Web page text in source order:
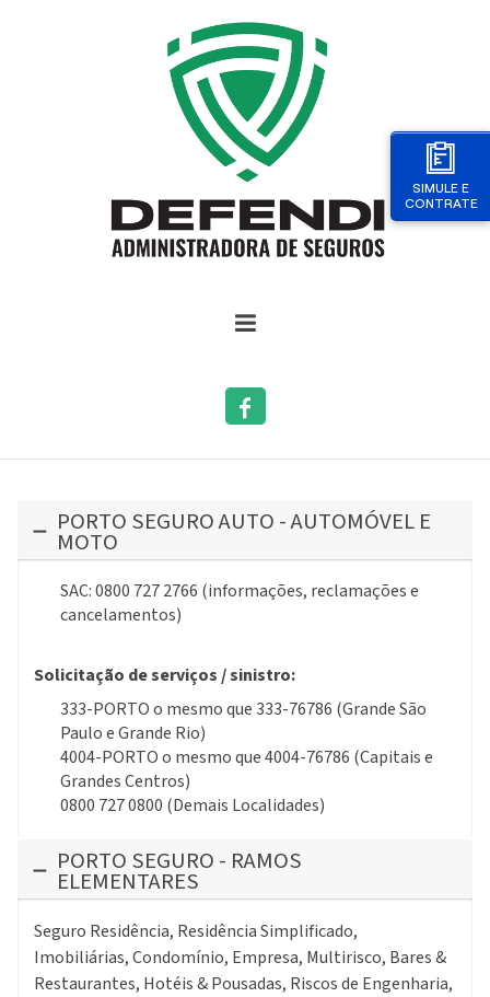
SIMULE E
CONTRATE
PORTO SEGURO AUTO - AUTOMÓVEL E
MOTO
SAC: 0800 727 2766 (informações, reclamações e
cancelamentos)
Solicitação de serviços / sinistro:
333-PORTO o mesmo que 333-76786 (Grande São
Paulo e Grande Rio)
4004-PORTO o mesmo que 4004-76786 (Capitais e
Grandes Centros)
0800 727 0800 (Demais Localidades)
PORTO SEGURO - RAMOS
ELEMENTARES
Seguro Residência, Residência Simplificado,
Imobiliárias, Condomínio, Empresa, Multirisco, Bares &
Restaurantes, Hotéis & Pousadas, Riscos de Engenharia,